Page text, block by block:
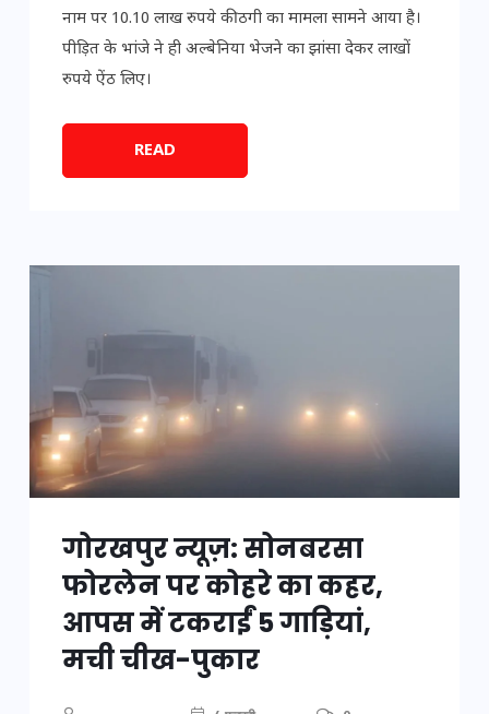
नाम पर 10.10 लाख रुपये की ठगी का मामला सामने आया है।
पीड़ित के भांजे ने ही अल्बेनिया भेजने का झांसा देकर लाखों
रुपये ऐंठ लिए।
READ
गोरखपुर न्यूज़: सोनबरसा
फोरलेन पर कोहरे का कहर,
आपस में टकराईं 5 गाड़ियां,
मची चीख-पुकार